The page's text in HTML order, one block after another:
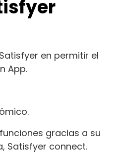
en permitir el
App.
gracias a su
Satisfyer connect.